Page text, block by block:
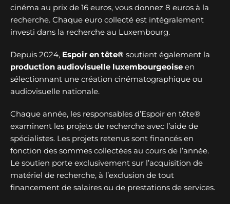
cinéma au prix de 16 euros, vous donnez 8 euros à la
recherche. Chaque euro collecté est intégralement
investi dans la recherche au Luxembourg.
Depuis 2024, Espoir en tête® soutient également la
production audiovisuelle luxembourgeoise en
sélectionnant une création cinématographique ou
audiovisuelle nationale.
Chaque année, les responsables d’Espoir en tête®
examinent les projets de recherche avec l’aide de
spécialistes. Les projets retenus sont financés en
fonction des sommes collectées au cours de l’année.
Le soutien porte exclusivement sur l’acquisition de
matériel de recherche, à l’exclusion de tout
financement de salaires ou de prestations de services.